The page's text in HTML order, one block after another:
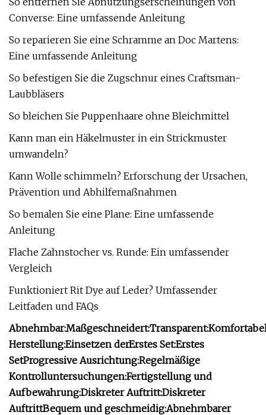
Converse: Eine umfassende Anleitung
So reparieren Sie eine Schramme an Doc Martens:
Eine umfassende Anleitung
So befestigen Sie die Zugschnur eines Craftsman-
Laubbläsers
So bleichen Sie Puppenhaare ohne Bleichmittel
Kann man ein Häkelmuster in ein Strickmuster
umwandeln?
Kann Wolle schimmeln? Erforschung der Ursachen,
Prävention und Abhilfemaßnahmen
So bemalen Sie eine Plane: Eine umfassende
Anleitung
Flache Zahnstocher vs. Runde: Ein umfassender
Vergleich
Funktioniert Rit Dye auf Leder? Umfassender
Leitfaden und FAQs
Abnehmbar:Maßgeschneidert:Transparent:
Herstellung:Einsetzen derErstes Set:Erstes
SetProgressive Ausrichtung:Regelmäßige
Kontrolluntersuchungen:Fertigstellung und
Aufbewahrung:Diskreter Auftritt:Diskreter
AuftrittBequem und geschmeidig:Abnehmbarer